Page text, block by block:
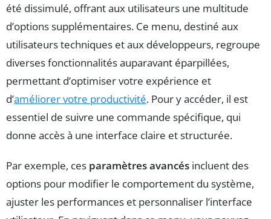
été dissimulé, offrant aux utilisateurs une multitude
d’options supplémentaires. Ce menu, destiné aux
utilisateurs techniques et aux développeurs, regroupe
diverses fonctionnalités auparavant éparpillées,
permettant d’optimiser votre expérience et
d’améliorer votre productivité. Pour y accéder, il est
essentiel de suivre une commande spécifique, qui
donne accès à une interface claire et structurée.
Par exemple, ces paramètres avancés incluent des
options pour modifier le comportement du système,
ajuster les performances et personnaliser l’interface